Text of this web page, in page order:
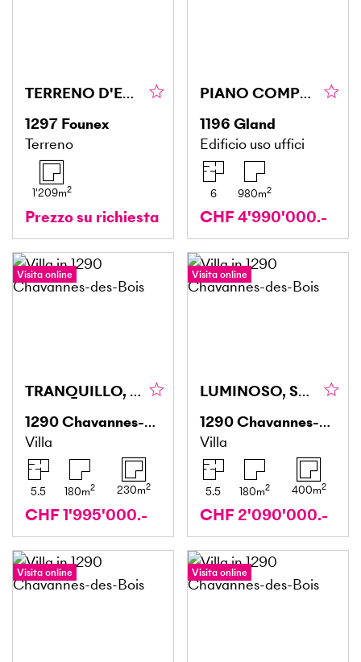
TERRENO D'ECCEZIONE CON LICENZA IN VIGORE!
1297 Founex
Terreno
1'209m2
Prezzo su richiesta
PIANO COMPLETO DI UFFICI CON 36 POSTI AUTO
1196 Gland
Edificio uso uffici
6 980m2
CHF 4'990'000.-
Visita online
TRANQUILLO, SPAZIOSO & ELEGANTE
1290Chavannes-des-Bois
Villa
5.5 180m2 230m2
CHF 1'995'000.-
Visita online
LUMINOSO, SPAZIOSO & CONFORTEVOLE
1290Chavannes-des-Bois
Villa
5.5 180m2 400m2
CHF 2'090'000.-
Visita online Visita online